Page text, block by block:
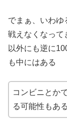
でまぁ、いわゆ
戦えなくなって
以外にも逆に
も中にはある
コンビニとか
る可能性もあ